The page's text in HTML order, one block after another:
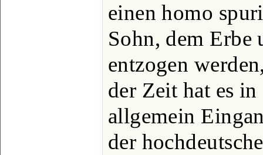
einen homo
Sohn, dem Erbe
entzogen
der Zeit hat es
allgemein
der